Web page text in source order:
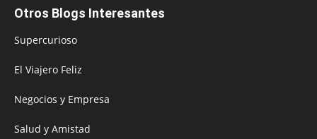
Otros Blogs Interesantes
Supercurioso
El Viajero Feliz
Negocios y Empresa
Salud y Amistad